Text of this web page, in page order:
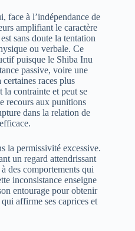
face à l’indépendance de
amplifiant le caractère
sans doute la tentation
ou verbale. Ce
puisque le Shiba Inu
passive, voire une
races plus
la contrainte et peut se
recours aux punitions
dans la relation de
la permissivité excessive.
un regard attendrissant
des comportements qui
inconsistance enseigne
entourage pour obtenir
affirme ses caprices et